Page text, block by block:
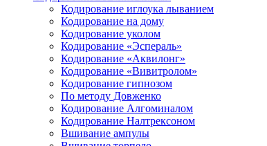
Кодирование иглоука лыванием
Кодирование на дому
Кодирование уколом
Кодирование «Эспераль»
Кодирование «Аквилонг»
Кодирование «Вивитролом»
Кодирование гипнозом
По методу Довженко
Кодирование Алгоминалом
Кодирование Налтрексоном
Вшивание ампулы